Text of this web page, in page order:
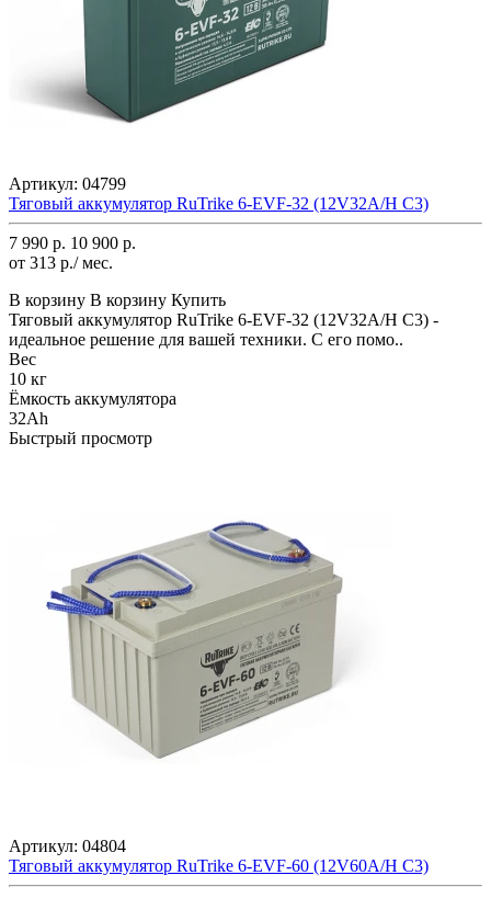
Артикул: 04799
Тяговый аккумулятор RuTrike 6-EVF-32 (12V32A/H C3)
7 990 р. 10 900 р.
от 313 р./ мес.
В корзину В корзину Купить
Тяговый аккумулятор RuTrike 6-EVF-32 (12V32A/H C3) -
идеальное решение для вашей техники. С его помо..
Вес
10 кг
Ёмкость аккумулятора
32Ah
Быстрый просмотр
Артикул: 04804
Тяговый аккумулятор RuTrike 6-EVF-60 (12V60A/H C3)